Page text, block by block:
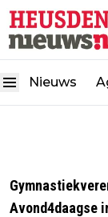
Nieuws
Avond4daagse